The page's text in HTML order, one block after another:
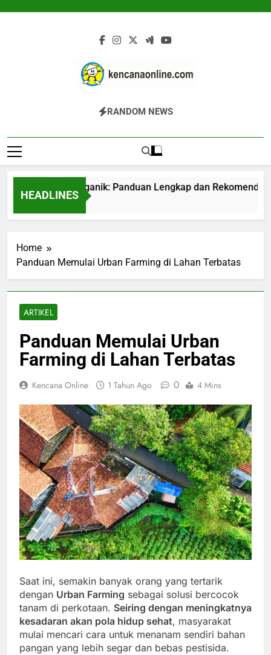
Kencana Online
Jasa Pengelolaan Sampah Kawasan
Dan Industri
RANDOM NEWS
HEADLINES
Pupuk Organik: Panduan Lengkap dan Rekomendasi
Ago
Home
Panduan Memulai Urban Farming di Lahan Terbatas
ARTIKEL
Panduan Memulai Urban
Farming di Lahan Terbatas
Kencana Online 1 Tahun Ago 0 4 Mins
Saat ini, semakin banyak orang yang tertarik
dengan Urban Farming sebagai solusi bercocok
tanam di perkotaan. Seiring dengan meningkatnya
kesadaran akan pola hidup sehat, masyarakat
mulai mencari cara untuk menanam sendiri bahan
pangan yang lebih segar dan bebas pestisida.